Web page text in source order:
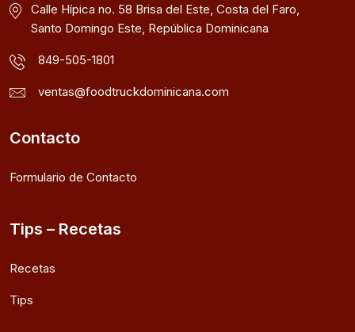
Calle Hípica no. 58 Brisa del Este, Costa del Faro,
Santo Domingo Este, República Dominicana
849-505-1801
ventas@foodtruckdominicana.com
Contacto
Formulario de Contacto
Tips – Recetas
Recetas
Tips